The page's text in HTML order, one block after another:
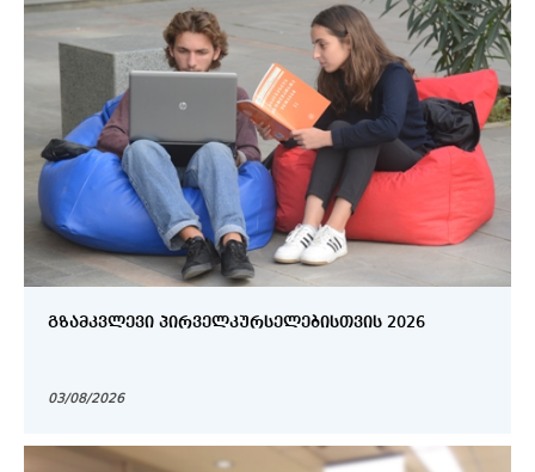
ᲒᲖᲐᲛᲙᲕᲚᲔᲕᲘ ᲞᲘᲠᲕᲔᲚᲙᲣᲠᲡᲔᲚᲔᲑᲘᲡᲗᲕᲘᲡ 2026
03/08/2026